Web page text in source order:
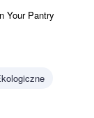
Your Pantry